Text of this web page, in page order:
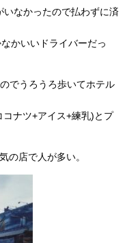
なかったので払わずに済
かいいドライバーだっ
でうろうろ歩いてホテル
ナツ+アイス+練乳)とプ
の店で人が多い。